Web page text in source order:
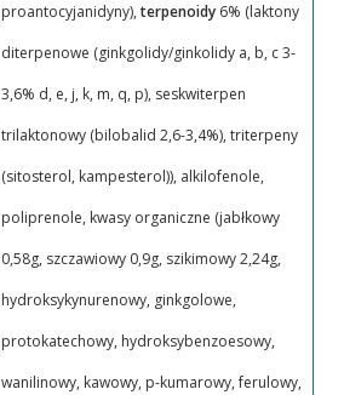
proantocyjanidyny), terpenoidy 6% (laktony
diterpenowe (ginkgolidy/ginkolidy a, b, c 3-
3,6% d, e, j, k, m, q, p), seskwiterpen
trilaktonowy (bilobalid 2,6-3,4%), triterpeny
(sitosterol, kampesterol)), alkilofenole,
poliprenole, kwasy organiczne (jabłkowy
0,58g, szczawiowy 0,9g, szikimowy 2,24g,
hydroksykynurenowy, ginkgolowe,
protokatechowy, hydroksybenzoesowy,
wanilinowy, kawowy, p-kumarowy, ferulowy,